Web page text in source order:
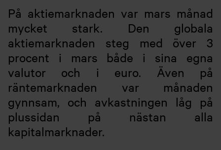
På aktiemarknaden var mars månad
mycket stark. Den globala
aktiemarknaden steg med över 3
procent i mars både i sina egna
valutor och i euro. Även på
räntemarknaden var månaden
gynnsam, och avkastningen låg på
plussidan på nästan alla
kapitalmarknader.